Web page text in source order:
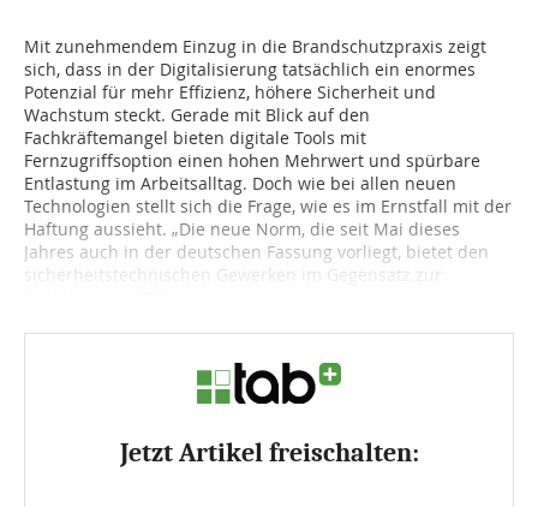
Mit zunehmendem Einzug in die Brandschutzpraxis zeigt
sich, dass in der Digitalisierung tatsächlich ein enormes
Potenzial für mehr Effizienz, höhere Sicherheit und
Wachstum steckt. Gerade mit Blick auf den
Fachkräftemangel bieten digitale Tools mit
Fernzugriffsoption einen hohen Mehrwert und spürbare
Entlastung im Arbeitsalltag. Doch wie bei allen neuen
Technologien stellt sich die Frage, wie es im Ernstfall mit der
Haftung aussieht. „Die neue Norm, die seit Mai dieses
Jahres auch in der deutschen Fassung vorliegt, bietet den
sicherheitstechnischen Gewerken im Gegensatz zur
Jetzt Artikel freischalten: